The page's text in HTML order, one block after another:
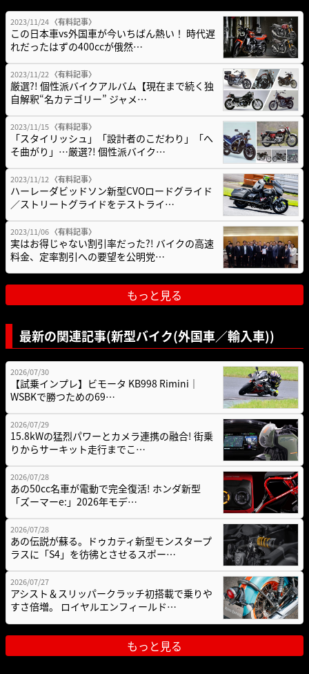
2023/11/24 〈有料記事〉
この日本車vs外国車が今いちばん熱い！ 時代遅
れだったはずの400ccが俄然…
2023/11/22 〈有料記事〉
厳選?! 個性派バイクアルバム【現在まで続く独
自解釈“名カテゴリー” ジャメ…
2023/11/15 〈有料記事〉
「スタイリッシュ」「設計者のこだわり」「へ
そ曲がり」…厳選?! 個性派バイク…
2023/11/12 〈有料記事〉
ハーレーダビッドソン新型CVOロードグライド
／ストリートグライドをテストライ…
2023/11/06 〈有料記事〉
実はお得じゃない割引率だった?! バイクの高速
料金、定率割引への要望を公明党…
もっと見る
最新の関連記事(新型バイク(外国車／輸入車))
2026/07/30
【試乗インプレ】ビモータ KB998 Rimini｜
WSBKで勝つための69…
2026/07/29
15.8kWの猛烈パワーとカメラ連携の融合! 街乗
りからサーキット走行までこ…
2026/07/28
あの50cc名車が電動で完全復活! ホンダ新型
「ズーマーe:」2026年モデ…
2026/07/28
あの伝説が蘇る。ドゥカティ新型モンスタープ
ラスに「S4」を彷彿とさせるスポー…
2026/07/27
アシスト＆スリッパークラッチ初搭載で乗りや
すさ倍増。 ロイヤルエンフィールド…
もっと見る